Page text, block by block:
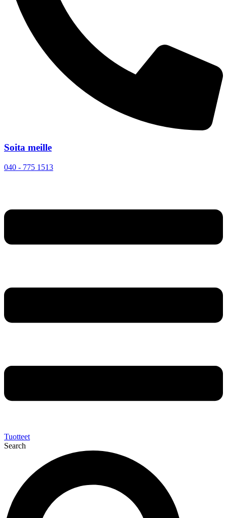
Soita meille
040 - 775 1513
Tuotteet
Search